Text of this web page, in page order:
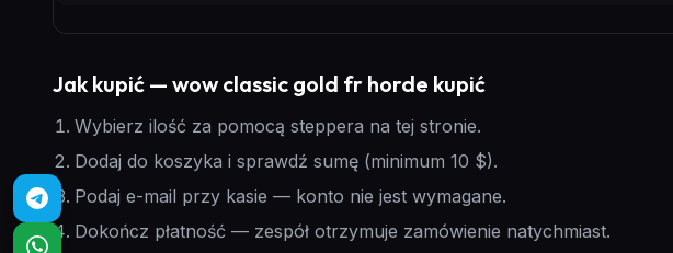
Jak kupić — wow classic gold fr horde kupić
Wybierz ilość za pomocą steppera na tej stronie.
Dodaj do koszyka i sprawdź sumę (minimum 10 $).
Podaj e-mail przy kasie — konto nie jest wymagane.
Dokończ płatność — zespół otrzymuje zamówienie natychmiast.